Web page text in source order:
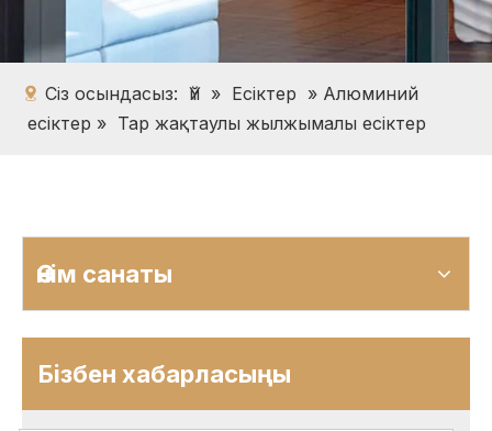
Сіз осындасыз: Үй » Есіктер » Алюминий
есіктер » Тар жақтаулы жылжымалы есіктер
Өнім санаты
Бізбен хабарласыңы